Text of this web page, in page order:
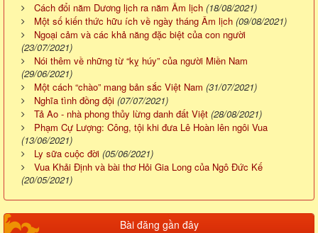
Cách đổi năm Dương lịch ra năm Âm lịch (18/08/2021)
Một số kiến thức hữu ích về ngày tháng Âm lịch (09/08/2021)
Ngoại cảm và các khả năng đặc biệt của con người
(23/07/2021)
Nói thêm về những từ “kỵ húy” của người Miền Nam
(29/06/2021)
Một cách “chào” mang bản sắc Việt Nam (31/07/2021)
Nghĩa tình đồng đội (07/07/2021)
Tả Ao - nhà phong thủy lừng danh đất Việt (28/08/2021)
Phạm Cự Lượng: Công, tội khi đưa Lê Hoàn lên ngôi Vua
(13/06/2021)
Ly sữa cuộc đời (05/06/2021)
Vua Khải Định và bài thơ Hỏi Gia Long của Ngô Đức Kế
(20/05/2021)
Bài đăng gần đây